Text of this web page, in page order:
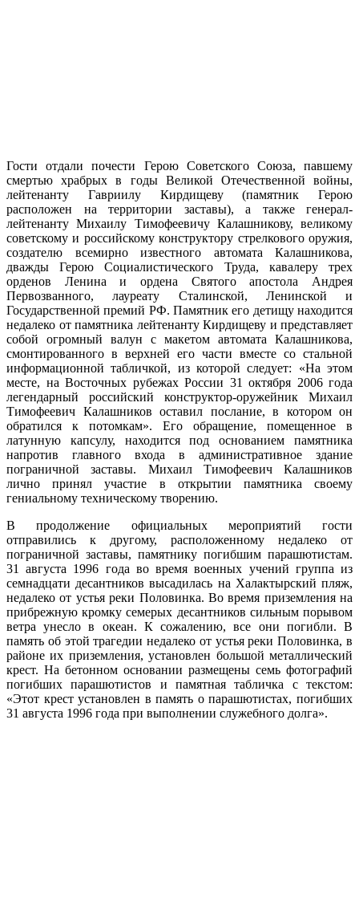
Гости отдали почести Герою Советского Союза, павшему
смертью храбрых в годы Великой Отечественной войны,
лейтенанту Гавриилу Кирдищеву (памятник Герою
расположен на территории заставы), а также генерал-
лейтенанту Михаилу Тимофеевичу Калашникову, великому
советскому и российскому конструктору стрелкового оружия,
создателю всемирно известного автомата Калашникова,
дважды Герою Социалистического Труда, кавалеру трех
орденов Ленина и ордена Святого апостола Андрея
Первозванного, лауреату Сталинской, Ленинской и
Государственной премий РФ. Памятник его детищу находится
недалеко от памятника лейтенанту Кирдищеву и представляет
собой огромный валун с макетом автомата Калашникова,
смонтированного в верхней его части вместе со стальной
информационной табличкой, из которой следует: «На этом
месте, на Восточных рубежах России 31 октября 2006 года
легендарный российский конструктор-оружейник Михаил
Тимофеевич Калашников оставил послание, в котором он
обратился к потомкам». Его обращение, помещенное в
латунную капсулу, находится под основанием памятника
напротив главного входа в административное здание
пограничной заставы. Михаил Тимофеевич Калашников
лично принял участие в открытии памятника своему
гениальному техническому творению.
В продолжение официальных мероприятий гости
отправились к другому, расположенному недалеко от
пограничной заставы, памятнику погибшим парашютистам.
31 августа 1996 года во время военных учений группа из
семнадцати десантников высадилась на Халактырский пляж,
недалеко от устья реки Половинка. Во время приземления на
прибрежную кромку семерых десантников сильным порывом
ветра унесло в океан. К сожалению, все они погибли. В
память об этой трагедии недалеко от устья реки Половинка, в
районе их приземления, установлен большой металлический
крест. На бетонном основании размещены семь фотографий
погибших парашютистов и памятная табличка с текстом:
«Этот крест установлен в память о парашютистах, погибших
31 августа 1996 года при выполнении служебного долга».